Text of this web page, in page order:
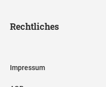
Rechtliches
Impressum